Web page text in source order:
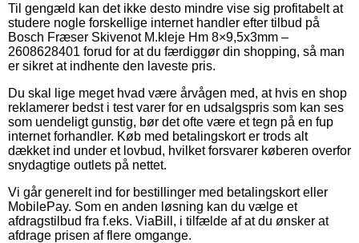
Til gengæld kan det ikke desto mindre vise sig profitabelt at
studere nogle forskellige internet handler efter tilbud på
Bosch Fræser Skivenot M.kleje Hm 8×9,5x3mm –
2608628401 forud for at du færdiggør din shopping, så man
er sikret at indhente den laveste pris.
Du skal lige meget hvad være årvågen med, at hvis en shop
reklamerer bedst i test varer for en udsalgspris som kan ses
som uendeligt gunstig, bør det ofte være et tegn på en fup
internet forhandler. Køb med betalingskort er trods alt
dækket ind under et lovbud, hvilket forsvarer køberen overfor
snydagtige outlets på nettet.
Vi går generelt ind for bestillinger med betalingskort eller
MobilePay. Som en anden løsning kan du vælge et
afdragstilbud fra f.eks. ViaBill, i tilfælde af at du ønsker at
afdrage prisen af flere omgange.